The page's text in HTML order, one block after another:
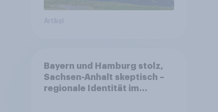
Artikel
Bayern und Hamburg stolz,
Sachsen-Anhalt skeptisch –
regionale Identität im